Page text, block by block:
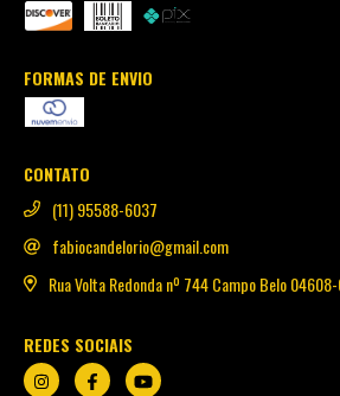
FORMAS DE ENVIO
CONTATO
(11) 95588-6037
fabiocandelorio@gmail.com
Rua Volta Redonda nº 744 Campo Belo
REDES SOCIAIS